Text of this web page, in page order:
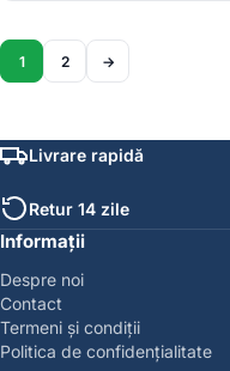
1 2 →
Livrare rapidă
Retur 14 zile
Informații
Despre noi
Contact
Termeni și condiții
Politica de confidențialitate